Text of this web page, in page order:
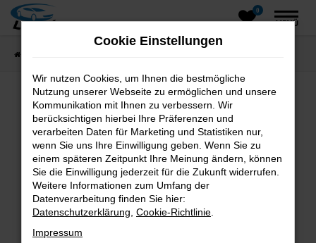
Zum
0
MENÜ
Fehler: Network Error
Beim Laden ist ein Fehler aufgetreten.
Hier sind ein paar Tipps, die dir helfen können:
Überprüfe deine Firewall und deine
Internetverbindung.
Laden andere Webseiten, zum Beispiel deine
Suchmaschine?
Cookie Einstellungen
Wir nutzen Cookies, um Ihnen die bestmögliche
Nutzung unserer Webseite zu ermöglichen und unsere
Kommunikation mit Ihnen zu verbessern. Wir
berücksichtigen hierbei Ihre Präferenzen und
verarbeiten Daten für Marketing und Statistiken nur,
wenn Sie uns Ihre Einwilligung geben. Wenn Sie zu
einem späteren Zeitpunkt Ihre Meinung ändern, können
Sie die Einwilligung jederzeit für die Zukunft widerrufen.
Weitere Informationen zum Umfang der
Datenverarbeitung finden Sie hier:
Datenschutzerklärung Cookie-Richtlinie
Impressum